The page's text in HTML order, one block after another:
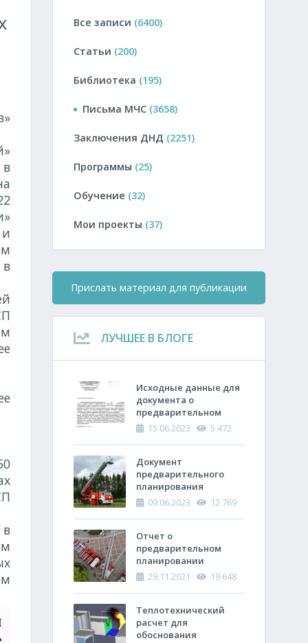
Все записи (6400)
Статьи (200)
Библиотека (195)
Письма МЧС (3658)
Заключения ДНД (2251)
Программы (25)
Обучение (32)
Мои проекты (37)
Прислать материал для публикации
ЛУЧШЕЕ В БЛОГЕ
Исходные данные для
документа о
предварительном
планировании
подразделений по
тушению пожара
15.06.2023 5 472
Документ
предварительного
планирования
действий по тушению
спасательных работ
(ОПП)
09.06.2023 12 769
Отчет о
предварительном
планировании
действий пожарно-
тушению пожара и
проведению
аварийно-
29.11.2021 19 648
Теплотехнический
расчет ​для
обоснования